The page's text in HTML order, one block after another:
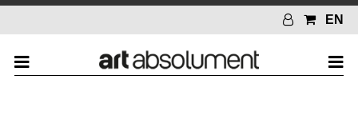
EN